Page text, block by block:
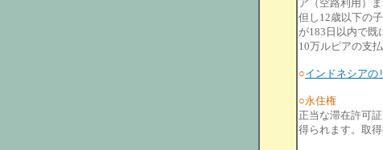
ア（空路利用）
但し12歳以下の
が183日以内で既
10万ルピアの支
○インドネシアの
○永住権
正当な滞在許可
得られます。取